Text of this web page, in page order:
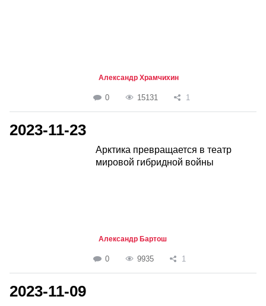
Александр Храмчихин
0 15131 1
2023-11-23
Арктика превращается в театр
мировой гибридной войны
Александр Бартош
0 9935 1
2023-11-09